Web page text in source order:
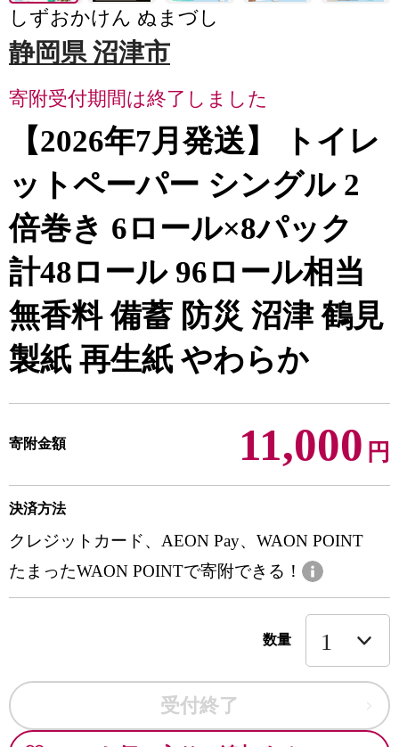
しずおかけん ぬまづし
静岡県 沼津市
寄附受付期間は終了しました
【2026年7月発送】 トイレ
ットペーパー シングル 2
倍巻き 6ロール×8パック
計48ロール 96ロール相当
無香料 備蓄 防災 沼津 鶴見
製紙 再生紙 やわらか
寄附金額 11,000 円
決済方法
クレジットカード、AEON Pay、WAON POINT
たまったWAON POINTで寄附できる！
数量
受付終了